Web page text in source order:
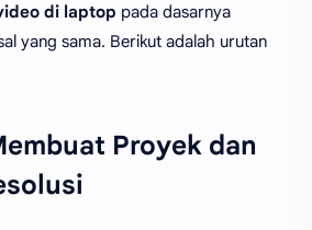
di laptop pada dasarnya
yang sama. Berikut adalah urutan
Proyek dan